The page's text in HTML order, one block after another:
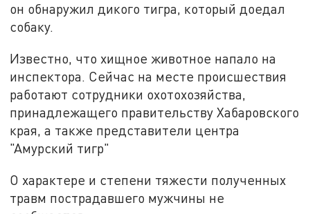
он обнаружил дикого тигра, который доедал
собаку.
Известно, что хищное животное напало на
инспектора. Сейчас на месте происшествия
работают сотрудники охотохозяйства,
принадлежащего правительству Хабаровского
края, а также представители центра
"Амурский тигр"
О характере и степени тяжести полученных
травм пострадавшего мужчины не